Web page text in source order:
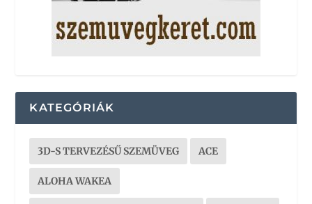
KATEGÓRIÁK
3D-S TERVEZÉSŰ SZEMÜVEG ACE
ALOHA WAKEA